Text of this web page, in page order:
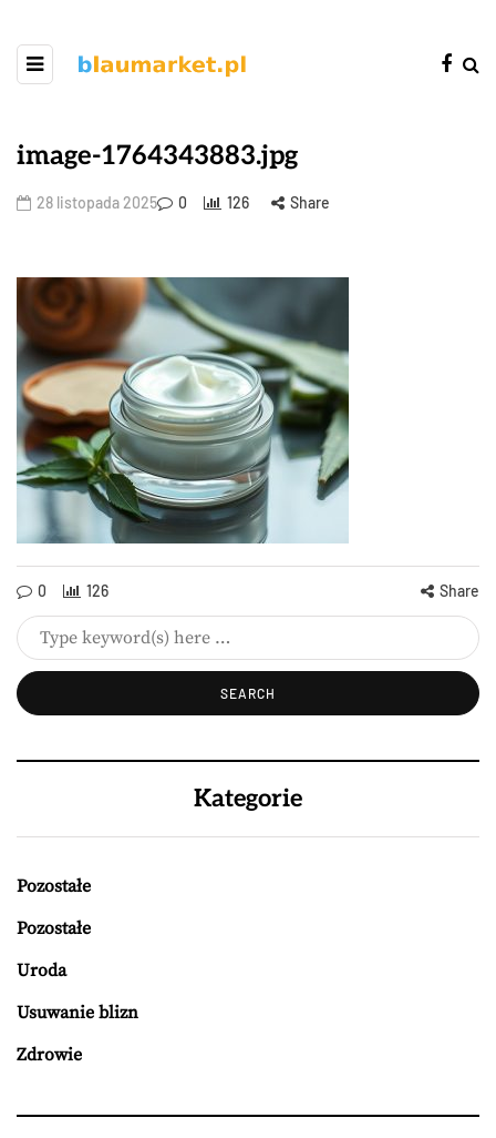
image-1764343883.jpg
28 listopada 2025 0 126 Share
0 126 Share
Kategorie
Pozostałe
Pozostałe
Uroda
Usuwanie blizn
Zdrowie